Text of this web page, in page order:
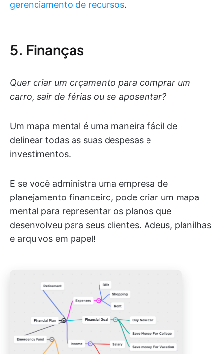
gerenciamento de recursos.
5. Finanças
Quer criar um orçamento para comprar um
carro, sair de férias ou se aposentar?
Um mapa mental é uma maneira fácil de
delinear todas as suas despesas e
investimentos.
E se você administra uma empresa de
planejamento financeiro, pode criar um mapa
mental para representar os planos que
desenvolveu para seus clientes. Adeus, planilhas
e arquivos em papel!